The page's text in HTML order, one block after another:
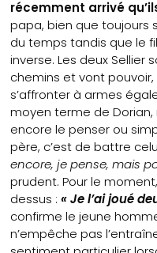
récemment arrivé
papa, bien que toujours
du temps tandis que le
inverse. Les deux Sellier
chemins et vont
s’affronter à armes
moyen terme de Dorian,
encore le penser ou
père, c’est de battre
encore, je pense, mais
prudent. Pour le
dessus :« Je l’ai joué
confirme le jeune
n’empêche pas